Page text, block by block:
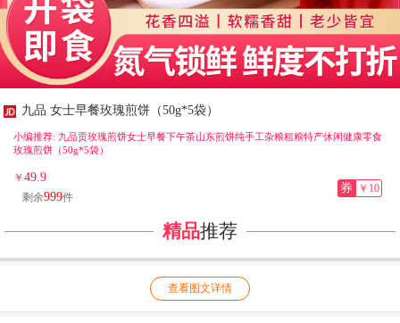
九品 女士早餐玫瑰煎饼（50g*5袋）
小编推荐: 九品贡玫瑰煎饼女士早餐下午茶山东煎饼纯手工杂粮粗粮特产休闲健康零食
玫瑰煎饼（50g*5袋）
￥ 49.9
剩余999件
券 ￥10
精品推荐
查看图文详情